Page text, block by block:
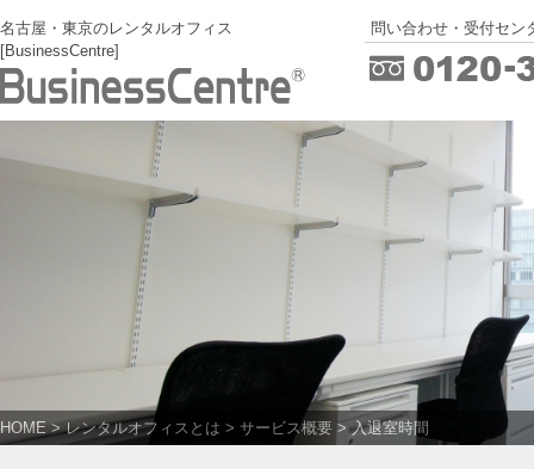
名古屋・東京のレンタルオフィス
[BusinessCentre]
問い合わせ・受付セン
HOME>レンタルオフィスとは > サービス概要 >入退室時間